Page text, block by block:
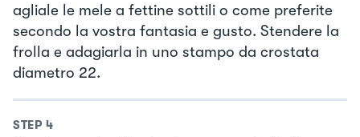
agliale le mele a fettine sottili o come preferite
secondo la vostra fantasia e gusto. Stendere la
frolla e adagiarla in uno stampo da crostata
diametro 22.
STEP 4